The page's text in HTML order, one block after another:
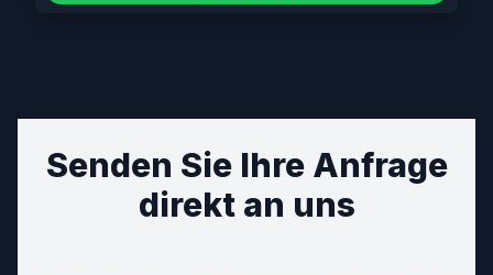
Senden Sie Ihre Anfrage
direkt an uns